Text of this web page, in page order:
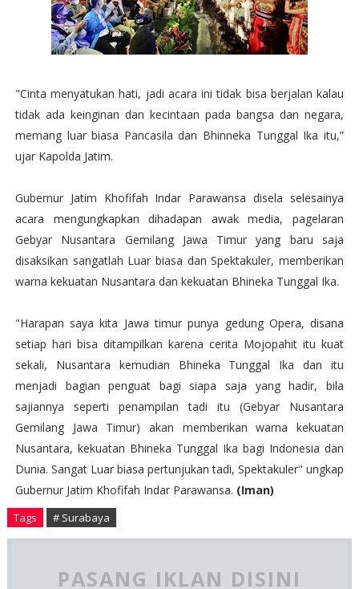
"Cinta menyatukan hati, jadi acara ini tidak bisa berjalan kalau
tidak ada keinginan dan kecintaan pada bangsa dan negara,
memang luar biasa Pancasila dan Bhinneka Tunggal Ika itu,”
ujar Kapolda Jatim.
Gubernur Jatim Khofifah Indar Parawansa disela selesainya
acara mengungkapkan dihadapan awak media, pagelaran
Gebyar Nusantara Gemilang Jawa Timur yang baru saja
disaksikan sangatlah Luar biasa dan Spektakuler, memberikan
warna kekuatan Nusantara dan kekuatan Bhineka Tunggal Ika.
"Harapan saya kita Jawa timur punya gedung Opera, disana
setiap hari bisa ditampilkan karena cerita Mojopahit itu kuat
sekali, Nusantara kemudian Bhineka Tunggal Ika dan itu
menjadi bagian penguat bagi siapa saja yang hadir, bila
sajiannya seperti penampilan tadi itu (Gebyar Nusantara
Gemilang Jawa Timur) akan memberikan warna kekuatan
Nusantara, kekuatan Bhineka Tunggal Ika bagi Indonesia dan
Dunia. Sangat Luar biasa pertunjukan tadi, Spektakuler" ungkap
Gubernur Jatim Khofifah Indar Parawansa. (Iman)
Tags # Surabaya
PASANG IKLAN DISINI